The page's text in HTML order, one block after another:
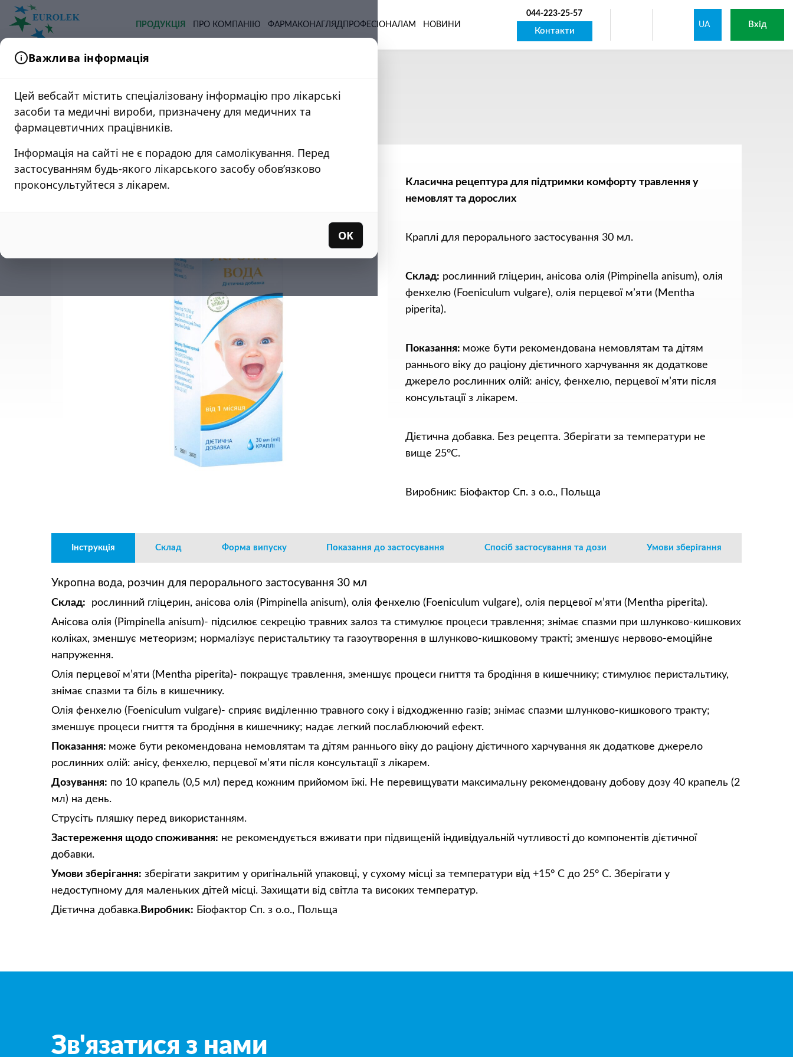
ПРОДУКЦІЯ ПРО КОМПАНІЮ ФАРМАКОНАГЛЯД ПРОФЕСІОНАЛАМ НОВИНИ
044-223-25-57
Контакти
UA Вхід
Головна Продукція Педіатрія Укропна вода 30 мл
Укропна вода 30 мл
Класична рецептура для підтримки комфорту травлення у
немовлят та дорослих
Краплі для перорального застосування 30 мл.
Склад: рослинний гліцерин, анісова олія (Pimpinella anisum), олія
фенхелю (Foeniculum vulgare), олія перцевої м’яти (Mentha
piperita).
Показання: може бути рекомендована немовлятам та дітям
раннього віку до раціону дієтичного харчування як додаткове
джерело рослинних олій: анісу, фенхелю, перцевої м’яти після
консультації з лікарем.
Дієтична добавка. Без рецепта. Зберігати за температури не
вище 25°С.
Виробник: Біофактор Сп. з о.о., Польща
Інструкція Склад Форма випуску Показання до застосування Спосіб застосування та дози Умови зберігання
Укропна вода, розчин для перорального застосування 30 мл
Склад: рослинний гліцерин, анісова олія (Pimpinella anisum), олія фенхелю (Foeniculum vulgare), олія перцевої м’яти (Mentha piperita).
Анісова олія (Pimpinella anisum)- підсилює секрецію травних залоз та стимулює процеси травлення; знімає спазми при шлунково-кишкових
коліках, зменшує метеоризм; нормалізує перистальтику та газоутворення в шлунково-кишковому тракті; зменшує нервово-емоційне
напруження.
Олія перцевої м’яти (Mentha piperita)- покращує травлення, зменшує процеси гниття та бродіння в кишечнику; стимулює перистальтику,
знімає спазми та біль в кишечнику.
Олія фенхелю (Foeniculum vulgare)- сприяє виділенню травного соку і відходженню газів; знімає спазми шлунково-кишкового тракту;
зменшує процеси гниття та бродіння в кишечнику; надає легкий послаблюючий ефект.
Показання: може бути рекомендована немовлятам та дітям раннього віку до раціону дієтичного харчування як додаткове джерело
рослинних олій: анісу, фенхелю, перцевої м’яти після консультації з лікарем.
Дозування: по 10 крапель (0,5 мл) перед кожним прийомом їжі. Не перевищувати максимальну рекомендовану добову дозу 40 крапель (2
мл) на день.
Струсіть пляшку перед використанням.
Застереження щодо споживання: не рекомендується вживати при підвищеній індивідуальній чутливості до компонентів дієтичної
добавки.
Умови зберігання: зберігати закритим у оригінальній упаковці, у сухому місці за температури від +15° С до 25° С. Зберігати у
недоступному для маленьких дітей місці. Захищати від світла та високих температур.
Дієтична добавка.Виробник: Біофактор Сп. з о.о., Польща
Зв'язатися з нами
Важлива інформація
Цей вебсайт містить спеціалізовану інформацію про лікарські
засоби та медичні вироби, призначену для медичних та
фармацевтичних працівників.
Інформація на сайті не є порадою для самолікування. Перед
застосуванням будь-якого лікарського засобу обов’язково
проконсультуйтеся з лікарем.
OK